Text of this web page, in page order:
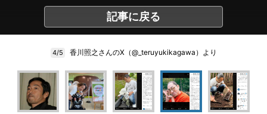
記事に戻る
4/5 香川照之さんのX（@_teruyukikagawa）より